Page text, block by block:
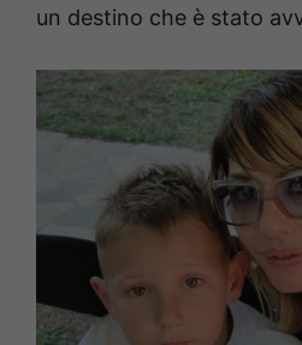
un destino che è stato